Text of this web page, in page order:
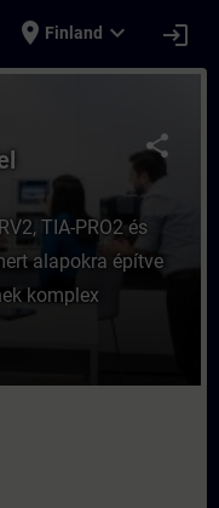
place Finland expand_more login
és
share
TIA-PRO2 és
alapokra építve
komplex